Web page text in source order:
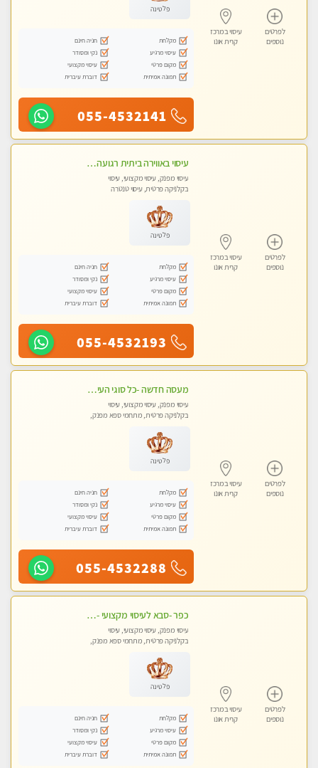
לפרטים
נוספים
עיסוי במרכז
קרית אונו
פלטינה
מקלחת
חניה חינם
עיסוי מרגיע
נקי ומסודר
מקום פרטי
עיסוי מקצועי
תמונה אמיתית
דוברת עיברית
055-4532141
לפרטים
נוספים
עיסוי במרכז
קרית אונו
עיסוי באווירה ביתית רגועה בהוד- השרון
עיסוי מפנק, עיסוי מקצועי, עיסוי
בקלניקה פרטית, עיסוי טנטרה
פלטינה
מקלחת
חניה חינם
עיסוי מרגיע
נקי ומסודר
מקום פרטי
עיסוי מקצועי
תמונה אמיתית
דוברת עיברית
055-4532193
לפרטים
נוספים
עיסוי במרכז
קרית אונו
מעסה חדשה -כל סוגי העיסויים מעסה מקצועית ואיכותית פרטי!!!מומלץ לחלוטין!!
עיסוי מפנק, עיסוי מקצועי, עיסוי
בקלניקה פרטית, מתחמי ספא מפנק,
פלטינה
מקלחת
חניה חינם
עיסוי מרגיע
נקי ומסודר
מקום פרטי
עיסוי מקצועי
תמונה אמיתית
דוברת עיברית
055-4532288
לפרטים
נוספים
עיסוי במרכז
קרית אונו
כפר -סבא לעיסוי מקצועי -באווירה שקטה ונעימה לחוויה של רוגע מומלץ מאוד מאוד- ללא מין !
עיסוי מפנק, עיסוי מקצועי, עיסוי
בקלניקה פרטית, מתחמי ספא מפנק,
פלטינה
מקלחת
חניה חינם
עיסוי מרגיע
נקי ומסודר
מקום פרטי
עיסוי מקצועי
תמונה אמיתית
דוברת עיברית